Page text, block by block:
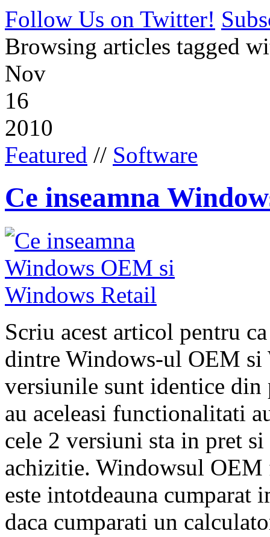
Follow Us on Twitter!
Browsing articles tagged
Nov
16
2010
Featured // Software
Ce inseamna
Scriu acest articol pentru
dintre Windows-ul OEM si
versiunile sunt identice
au aceleasi functionalitati
cele 2 versiuni sta in pret
achizitie. Windowsul OEM
este intotdeauna cumparat
daca cumparati un